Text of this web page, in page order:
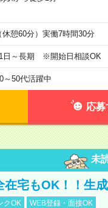
休憩60分）実働7時間30分
日～長期 ※開始日相談OK
～50代活躍中
応募
未
在宅もOK！！生
クOK WEB登録・面接OK